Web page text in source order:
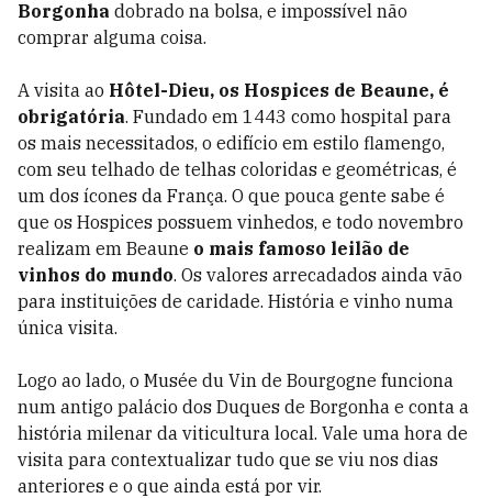
Borgonha dobrado na bolsa, e impossível não
comprar alguma coisa.
A visita ao Hôtel-Dieu, os Hospices de Beaune, é
obrigatória. Fundado em 1443 como hospital para
os mais necessitados, o edifício em estilo flamengo,
com seu telhado de telhas coloridas e geométricas, é
um dos ícones da França. O que pouca gente sabe é
que os Hospices possuem vinhedos, e todo novembro
realizam em Beaune o mais famoso leilão de
vinhos do mundo. Os valores arrecadados ainda vão
para instituições de caridade. História e vinho numa
única visita.
Logo ao lado, o Musée du Vin de Bourgogne funciona
num antigo palácio dos Duques de Borgonha e conta a
história milenar da viticultura local. Vale uma hora de
visita para contextualizar tudo que se viu nos dias
anteriores e o que ainda está por vir.